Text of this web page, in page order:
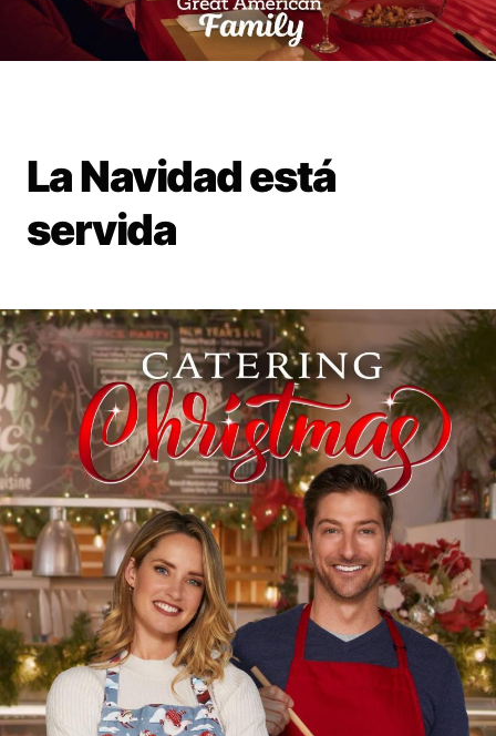
La Navidad está
servida